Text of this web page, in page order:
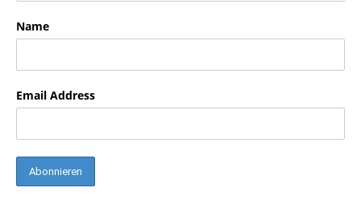
Name
Email Address